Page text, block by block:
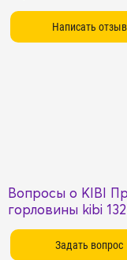
Вопросы о KIBI
горловины kibi